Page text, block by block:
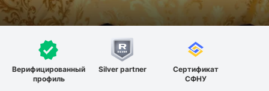
Верифицированный
профиль
Silver partner
Сертификат
СФНУ